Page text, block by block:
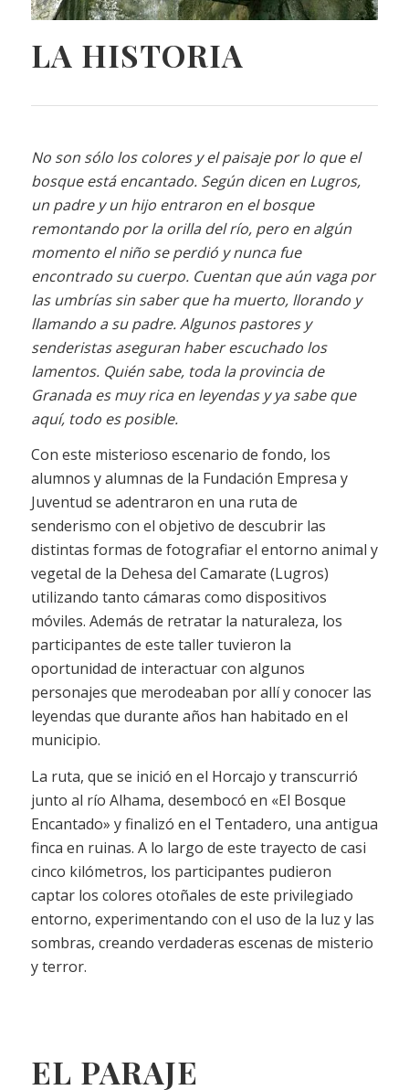
LA HISTORIA
No son sólo los colores y el paisaje por lo que el
bosque está encantado. Según dicen en Lugros,
un padre y un hijo entraron en el bosque
remontando por la orilla del río, pero en algún
momento el niño se perdió y nunca fue
encontrado su cuerpo. Cuentan que aún vaga por
las umbrías sin saber que ha muerto, llorando y
llamando a su padre. Algunos pastores y
senderistas aseguran haber escuchado los
lamentos. Quién sabe, toda la provincia de
Granada es muy rica en leyendas y ya sabe que
aquí, todo es posible.
Con este misterioso escenario de fondo, los
alumnos y alumnas de la Fundación Empresa y
Juventud se adentraron en una ruta de
senderismo con el objetivo de descubrir las
distintas formas de fotografiar el entorno animal y
vegetal de la Dehesa del Camarate (Lugros)
utilizando tanto cámaras como dispositivos
móviles. Además de retratar la naturaleza, los
participantes de este taller tuvieron la
oportunidad de interactuar con algunos
personajes que merodeaban por allí y conocer las
leyendas que durante años han habitado en el
municipio.
La ruta, que se inició en el Horcajo y transcurrió
junto al río Alhama, desembocó en «El Bosque
Encantado» y finalizó en el Tentadero, una antigua
finca en ruinas. A lo largo de este trayecto de casi
cinco kilómetros, los participantes pudieron
captar los colores otoñales de este privilegiado
entorno, experimentando con el uso de la luz y las
sombras, creando verdaderas escenas de misterio
y terror.
EL PARAJE